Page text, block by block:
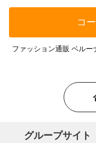
コ
ファッション通販 ベルー
グループサイト